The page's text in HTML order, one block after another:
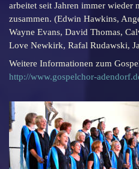
arbeitet seit Jahren immer wieder
zusammen. (Edwin Hawkins,
Wayne Evans, David Thomas,
Love Newkirk, Rafal Rudawski,
Weitere Informationen zum
http://www.gospelchor-